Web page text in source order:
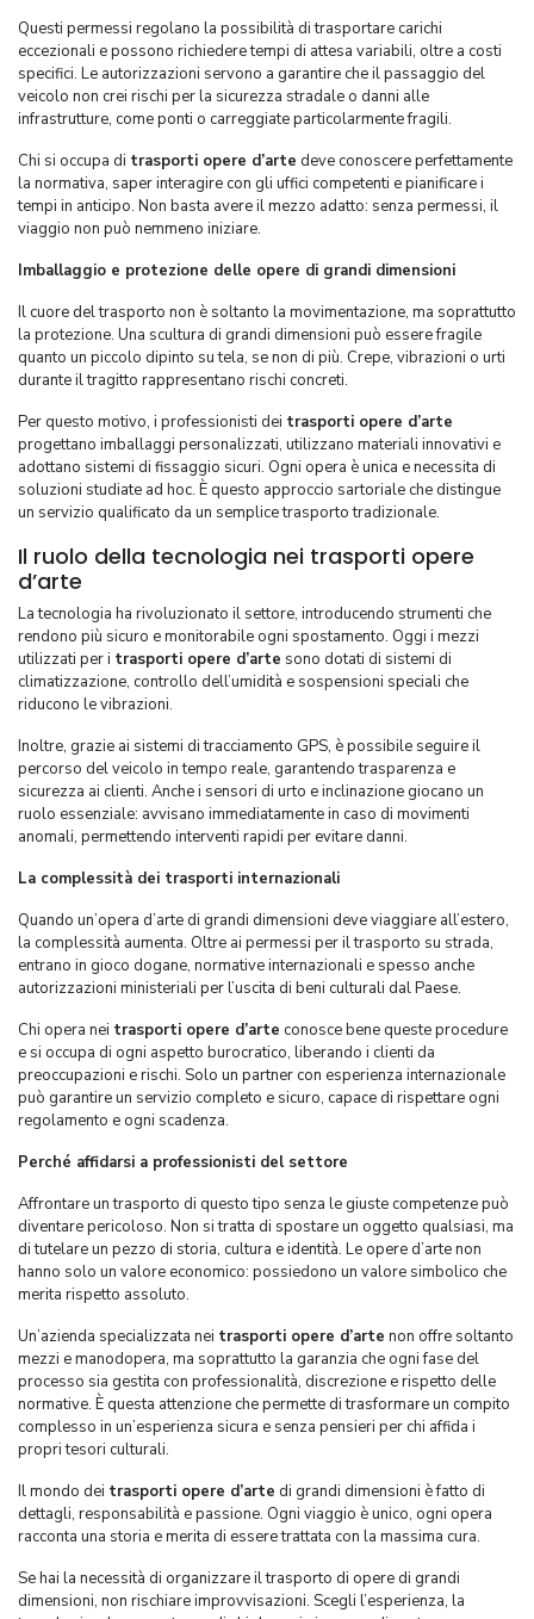
Questi permessi regolano la possibilità di trasportare carichi
eccezionali e possono richiedere tempi di attesa variabili, oltre a costi
specifici. Le autorizzazioni servono a garantire che il passaggio del
veicolo non crei rischi per la sicurezza stradale o danni alle
infrastrutture, come ponti o carreggiate particolarmente fragili.
Chi si occupa di trasporti opere d’arte deve conoscere perfettamente
la normativa, saper interagire con gli uffici competenti e pianificare i
tempi in anticipo. Non basta avere il mezzo adatto: senza permessi, il
viaggio non può nemmeno iniziare.
Imballaggio e protezione delle opere di grandi dimensioni
Il cuore del trasporto non è soltanto la movimentazione, ma soprattutto
la protezione. Una scultura di grandi dimensioni può essere fragile
quanto un piccolo dipinto su tela, se non di più. Crepe, vibrazioni o urti
durante il tragitto rappresentano rischi concreti.
Per questo motivo, i professionisti dei trasporti opere d’arte
progettano imballaggi personalizzati, utilizzano materiali innovativi e
adottano sistemi di fissaggio sicuri. Ogni opera è unica e necessita di
soluzioni studiate ad hoc. È questo approccio sartoriale che distingue
un servizio qualificato da un semplice trasporto tradizionale.
Il ruolo della tecnologia nei trasporti opere
d’arte
La tecnologia ha rivoluzionato il settore, introducendo strumenti che
rendono più sicuro e monitorabile ogni spostamento. Oggi i mezzi
utilizzati per i trasporti opere d’arte sono dotati di sistemi di
climatizzazione, controllo dell’umidità e sospensioni speciali che
riducono le vibrazioni.
Inoltre, grazie ai sistemi di tracciamento GPS, è possibile seguire il
percorso del veicolo in tempo reale, garantendo trasparenza e
sicurezza ai clienti. Anche i sensori di urto e inclinazione giocano un
ruolo essenziale: avvisano immediatamente in caso di movimenti
anomali, permettendo interventi rapidi per evitare danni.
La complessità dei trasporti internazionali
Quando un’opera d’arte di grandi dimensioni deve viaggiare all’estero,
la complessità aumenta. Oltre ai permessi per il trasporto su strada,
entrano in gioco dogane, normative internazionali e spesso anche
autorizzazioni ministeriali per l’uscita di beni culturali dal Paese.
Chi opera nei trasporti opere d’arte conosce bene queste procedure
e si occupa di ogni aspetto burocratico, liberando i clienti da
preoccupazioni e rischi. Solo un partner con esperienza internazionale
può garantire un servizio completo e sicuro, capace di rispettare ogni
regolamento e ogni scadenza.
Perché affidarsi a professionisti del settore
Affrontare un trasporto di questo tipo senza le giuste competenze può
diventare pericoloso. Non si tratta di spostare un oggetto qualsiasi, ma
di tutelare un pezzo di storia, cultura e identità. Le opere d’arte non
hanno solo un valore economico: possiedono un valore simbolico che
merita rispetto assoluto.
Un’azienda specializzata nei trasporti opere d’arte non offre soltanto
mezzi e manodopera, ma soprattutto la garanzia che ogni fase del
processo sia gestita con professionalità, discrezione e rispetto delle
normative. È questa attenzione che permette di trasformare un compito
complesso in un’esperienza sicura e senza pensieri per chi affida i
propri tesori culturali.
Il mondo dei trasporti opere d’arte di grandi dimensioni è fatto di
dettagli, responsabilità e passione. Ogni viaggio è unico, ogni opera
racconta una storia e merita di essere trattata con la massima cura.
Se hai la necessità di organizzare il trasporto di opere di grandi
dimensioni, non rischiare improvvisazioni. Scegli l’esperienza, la